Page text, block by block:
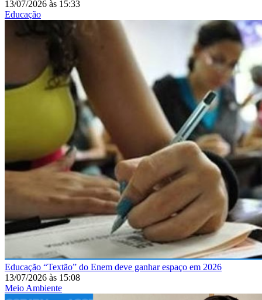
13/07/2026 às 15:33
Educação
Educação “Textão” do Enem deve ganhar espaço em 2026
13/07/2026 às 15:08
Meio Ambiente